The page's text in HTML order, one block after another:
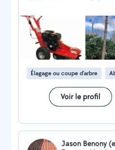
Élagage ou coupe d'arbre
Voir le profil
Jason Benony